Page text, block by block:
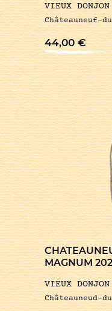
VIEUX
Châteauneuf-
44,00€
MAGNUM
VIEUX
Châteauneud-